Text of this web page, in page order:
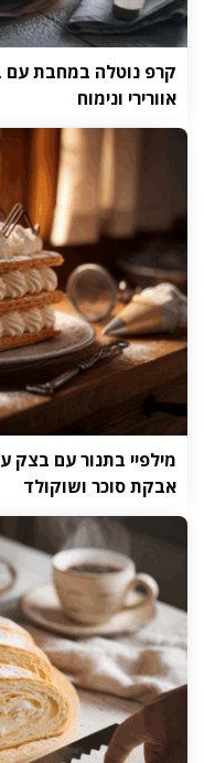
קרפ נוטלה במחבת עם
אוורירי ונימוח
מילפיי בתנור עם בצק
אבקת סוכר ושוקולד